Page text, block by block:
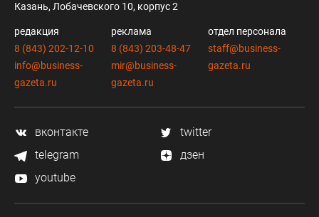
Казань, Лобачевского 10, корпус 2
редакция
8 (843) 202-12-10
info@business-
gazeta.ru
реклама
8 (843) 203-48-47
mir@business-
gazeta.ru
отдел персонала
staff@business-
gazeta.ru
вконтакте
twitter
telegram
дзен
youtube